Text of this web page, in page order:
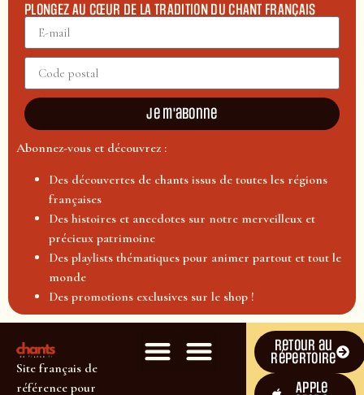
PLONGEZ AU CŒUR DE LA TRADITION DU CHANT FRANÇAIS
Je m'abonne
Abonnez-vous et découvrez :
Des découvertes de chants issus de toutes les régions
françaises
Des histoires et anecdotes sur notre merveilleux et
précieux patrimoine
Des playlists thématiques pour animer partout et tout le
monde
Des promotions exclusives sur le shop !
Site français de
référence pour
Retour au
répertoire
Apple